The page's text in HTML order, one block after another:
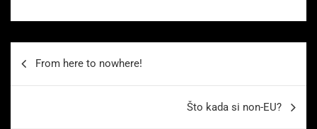
From here to nowhere!
Što kada si non-EU?